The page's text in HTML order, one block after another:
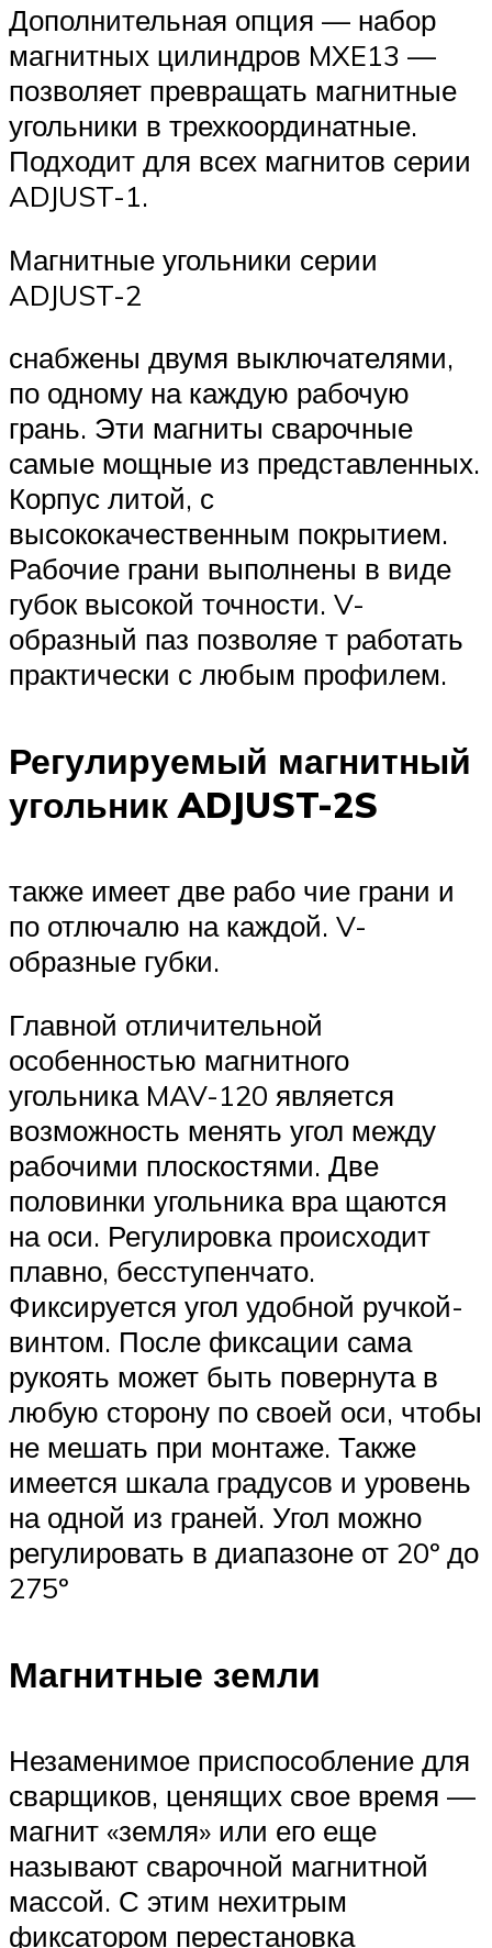
Дополнительная опция — набор
магнитных цилиндров MXE13 —
позволяет превращать магнитные
угольники в трехкоординатные.
Подходит для всех магнитов серии
ADJUST-1.
Магнитные угольники серии
ADJUST-2
снабжены двумя выключателями,
по одному на каждую рабочую
грань. Эти магниты сварочные
самые мощные из представленных.
Корпус литой, с
высококачественным покрытием.
Рабочие грани выполнены в виде
губок высокой точности. V-
образный паз позволяе т работать
практически с любым профилем.
Регулируемый магнитный
угольник ADJUST-2S
также имеет две рабо чие грани и
по отлючалю на каждой. V-
образные губки.
Главной отличительной
особенностью магнитного
угольника MAV-120 является
возможность менять угол между
рабочими плоскостями. Две
половинки угольника вра щаются
на оси. Регулировка происходит
плавно, бесступенчато.
Фиксируется угол удобной ручкой-
винтом. После фиксации сама
рукоять может быть повернута в
любую сторону по своей оси, чтобы
не мешать при монтаже. Также
имеется шкала градусов и уровень
на одной из граней. Угол можно
регулировать в диапазоне от 20º до
275º
Магнитные земли
Незаменимое приспособление для
сварщиков, ценящих свое время —
магнит «земля» или его еще
называют сварочной магнитной
массой. С этим нехитрым
фиксатором перестановка